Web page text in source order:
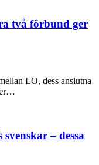
två förbund ger
LO, dess anslutna
– dessa